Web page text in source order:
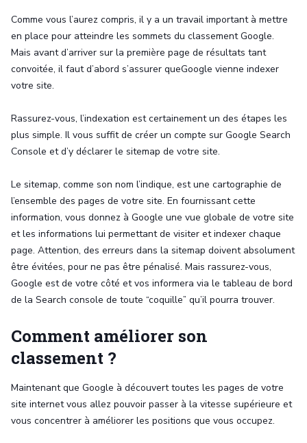
Comme vous l’aurez compris, il y a un travail important à mettre
en place pour atteindre les sommets du classement Google.
Mais avant d’arriver sur la première page de résultats tant
convoitée, il faut d’abord s’assurer queGoogle vienne indexer
votre site.
Rassurez-vous, l’indexation est certainement un des étapes les
plus simple. Il vous suffit de créer un compte sur Google Search
Console et d’y déclarer le sitemap de votre site.
Le sitemap, comme son nom l’indique, est une cartographie de
l’ensemble des pages de votre site. En fournissant cette
information, vous donnez à Google une vue globale de votre site
et les informations lui permettant de visiter et indexer chaque
page. Attention, des erreurs dans la sitemap doivent absolument
être évitées, pour ne pas être pénalisé. Mais rassurez-vous,
Google est de votre côté et vos informera via le tableau de bord
de la Search console de toute “coquille” qu’il pourra trouver.
Comment améliorer son
classement ?
Maintenant que Google à découvert toutes les pages de votre
site internet vous allez pouvoir passer à la vitesse supérieure et
vous concentrer à améliorer les positions que vous occupez.